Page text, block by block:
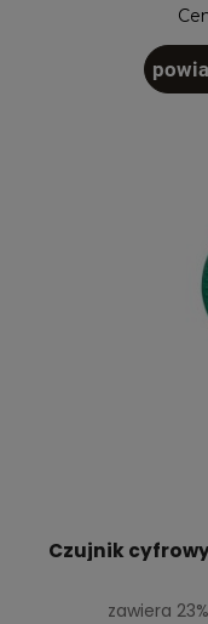
Czujnik cyfrowy
zawiera